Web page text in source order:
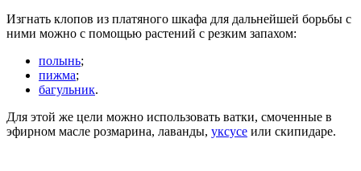
Изгнать клопов из платяного шкафа для дальнейшей борьбы с
ними можно с помощью растений с резким запахом:
полынь;
пижма;
багульник.
Для этой же цели можно использовать ватки, смоченные в
эфирном масле розмарина, лаванды, уксусе или скипидаре.